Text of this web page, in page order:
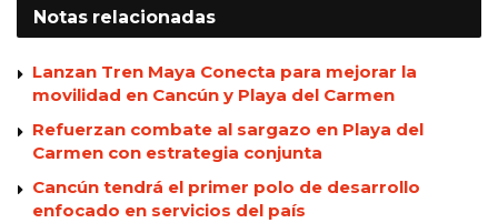
Notas relacionadas
Lanzan Tren Maya Conecta para mejorar la
movilidad en Cancún y Playa del Carmen
Refuerzan combate al sargazo en Playa del
Carmen con estrategia conjunta
Cancún tendrá el primer polo de desarrollo
enfocado en servicios del país